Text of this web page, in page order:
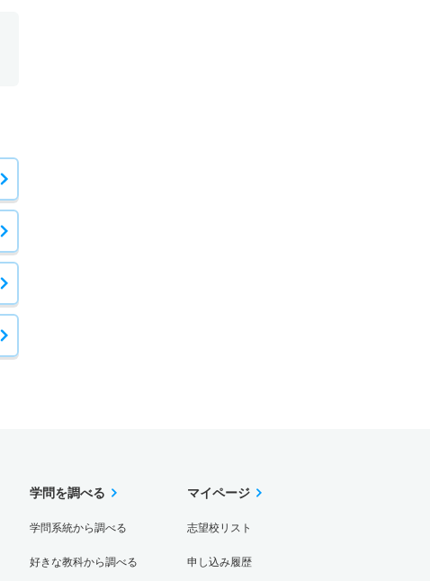
学問を調べる
学問系統から調べる
好きな教科から調べる
マイページ
志望校リスト
申し込み履歴